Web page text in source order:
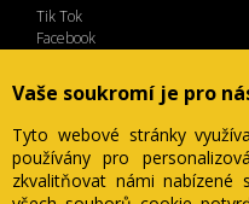
Vaše soukromí je pro
Tyto webové stránky
používány pro
zkvalitňovat námi nabízené
Tik Tok
Facebook
Lemicom spol. s r.o. | IČ 27561054
Ve Žlíbku 1800/77, hala A2, Praha